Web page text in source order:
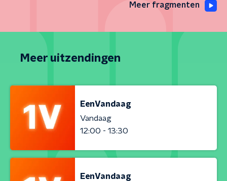
Meer fragmenten
Meer uitzendingen
EenVandaag
Vandaag
12:00 - 13:30
EenVandaag